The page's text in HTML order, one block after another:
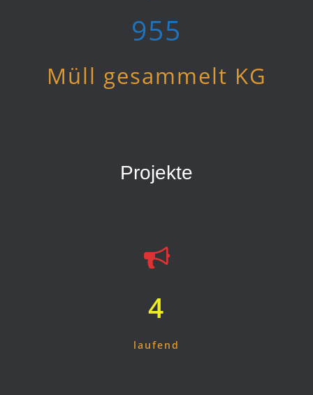
955
Müll gesammelt KG
Projekte
4
laufend